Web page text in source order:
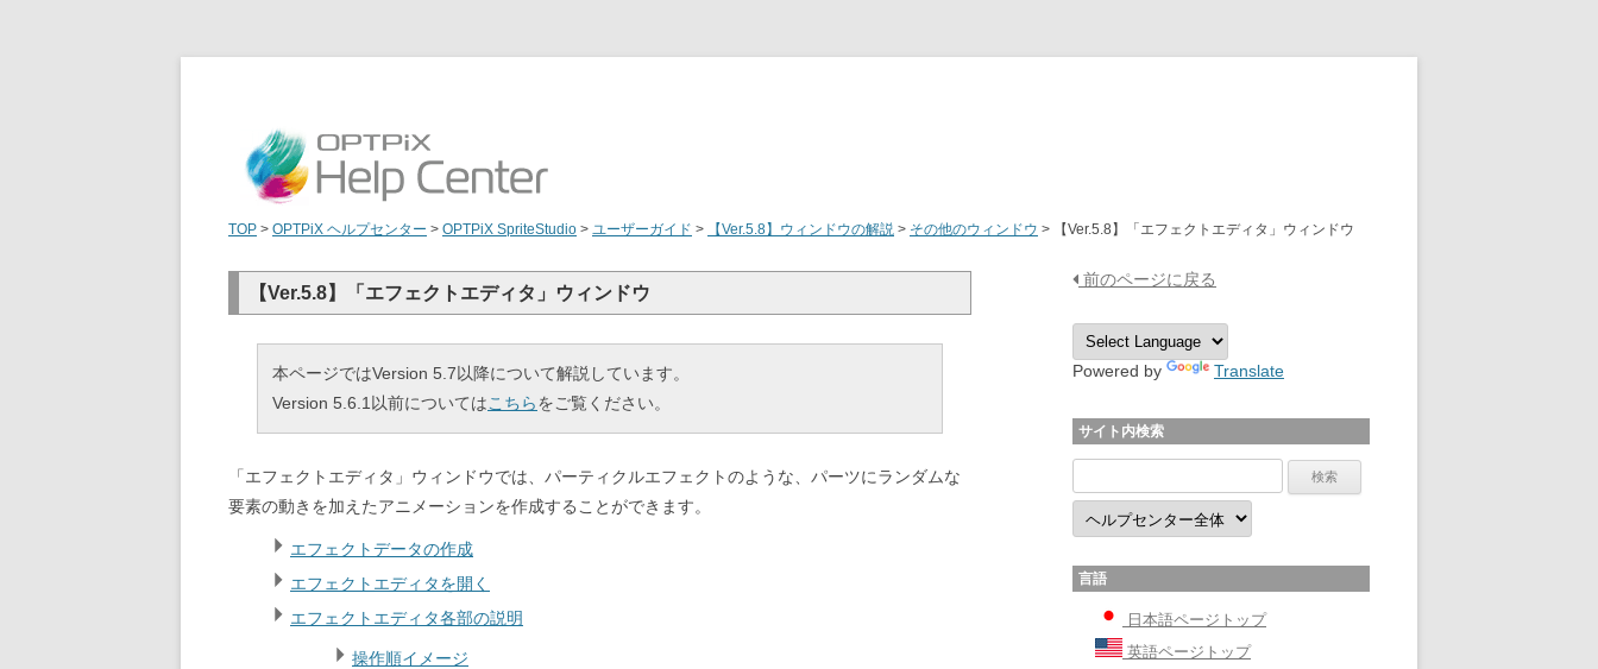
TOP > OPTPiX ヘルプセンター > OPTPiX SpriteStudio > ユーザーガイド > 【Ver.5.8】ウィンドウの解説 > その他のウィンドウ > 【Ver.5.8】「エフェクトエディタ」ウィンドウ
【Ver.5.8】「エフェクトエディタ」ウィンドウ
本ページではVersion 5.7以降について解説しています。
Version 5.6.1以前についてはこちらをご覧ください。
「エフェクトエディタ」ウィンドウでは、パーティクルエフェクトのような、パーツにランダムな
要素の動きを加えたアニメーションを作成することができます。
エフェクトデータの作成
エフェクトエディタを開く
エフェクトエディタ各部の説明
操作順イメージ
前のページに戻る
Powered by Translate
サイト内検索
言語
日本語ページトップ
英語ページトップ